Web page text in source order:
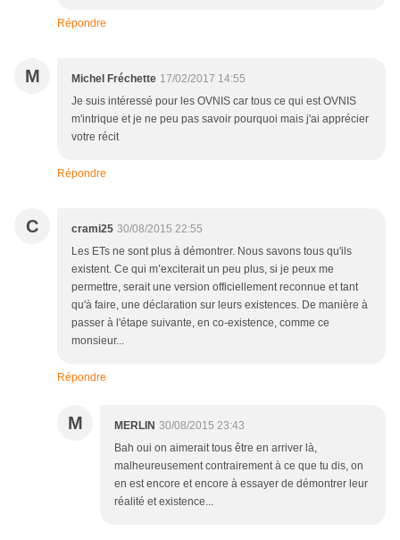
Répondre
M Michel Fréchette 17/02/2017 14:55
Je suis intéressé pour les OVNIS car tous ce qui est OVNIS
m'intrique et je ne peu pas savoir pourquoi mais j'ai apprécier
votre récit
Répondre
C crami25 30/08/2015 22:55
Les ETs ne sont plus à démontrer. Nous savons tous qu'ils
existent. Ce qui m’exciterait un peu plus, si je peux me
permettre, serait une version officiellement reconnue et tant
qu'à faire, une déclaration sur leurs existences. De manière à
passer à l'étape suivante, en co-existence, comme ce
monsieur...
Répondre
M MERLIN 30/08/2015 23:43
Bah oui on aimerait tous être en arriver là,
malheureusement contrairement à ce que tu dis, on
en est encore et encore à essayer de démontrer leur
réalité et existence...